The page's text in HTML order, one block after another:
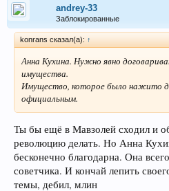
andrey-33
Заблокированные
konrans сказал(а): ↑
Анна Кухина. Нужно явно
имущества.
Имущество, которое было нажито
официальным.
Ты бы ещё в Мавзолей сходил и
революцию делать. Но Анна
бесконечно благодарна. Она
советчика. И кончай лепить
темы, дебил, млин